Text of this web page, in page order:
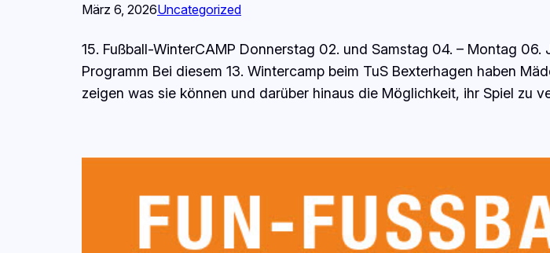
März 6, 2026Uncategorized
15. Fußball-WinterCAMP Donnerstag 02. und Samstag 04. – Montag
Programm Bei diesem 13. Wintercamp beim TuS Bexterhagen haben
zeigen was sie können und darüber hinaus die Möglichkeit, ihr Spiel zu